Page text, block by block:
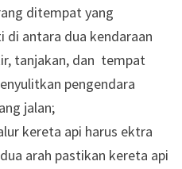
ditempat yang
di antara dua kendaraan
tanjakan, dan tempat
pengendara
jalan;
kereta api harus ektra
arah pastikan kereta api